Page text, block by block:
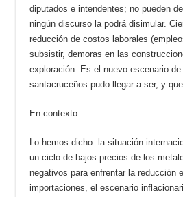
diputados e intendentes; no pueden
ningún discurso la podrá disimular.
reducción de costos laborales
subsistir, demoras en las
exploración. Es el nuevo escenario
santacruceños pudo llegar a ser, y
En contexto
Lo hemos dicho: la situación
un ciclo de bajos precios de los
negativos para enfrentar la reducción
importaciones, el escenario